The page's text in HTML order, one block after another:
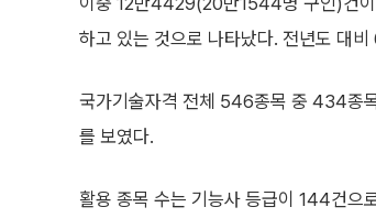
하고 있는 것으로 나타났다. 전년도 대
국가기술자격 전체 546종목 중 434종
를 보였다.
활용 종목 수는 기능사 등급이 144건으